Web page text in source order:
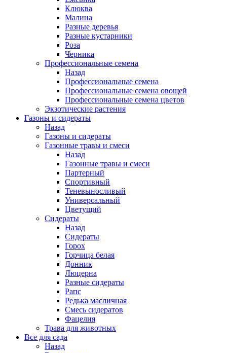
Клюква
Малина
Разные деревья
Разные кустарники
Роза
Черника
Профессиональные семена
Назад
Профессиональные семена
Профессиональные семена овощей
Профессиональные семена цветов
Экзотические растения
Газоны и сидераты
Назад
Газоны и сидераты
Газонные травы и смеси
Назад
Газонные травы и смеси
Партерный
Спортивный
Теневыносливый
Универсальный
Цветущий
Сидераты
Назад
Сидераты
Горох
Горчица белая
Донник
Люцерна
Разные сидераты
Рапс
Редька масличная
Смесь сидератов
Фацелия
Трава для животных
Все для сада
Назад